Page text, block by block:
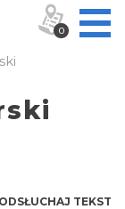
ODSŁUCHAJ TEKST
0